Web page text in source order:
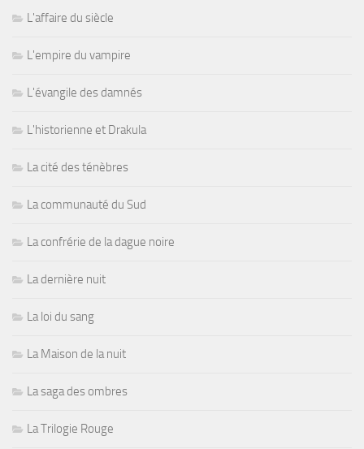
L'affaire du siècle
L'empire du vampire
L'évangile des damnés
L'historienne et Drakula
La cité des ténèbres
La communauté du Sud
La confrérie de la dague noire
La dernière nuit
La loi du sang
La Maison de la nuit
La saga des ombres
La Trilogie Rouge